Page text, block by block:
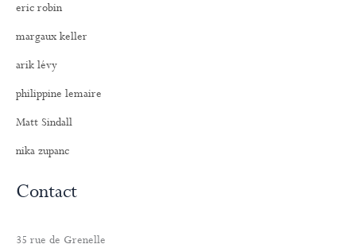
eric robin
margaux keller
arik lévy
philippine lemaire
Matt Sindall
nika zupanc
Contact
35 rue de Grenelle